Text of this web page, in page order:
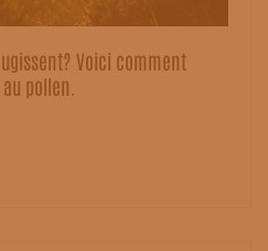
Voici comment
pollen.